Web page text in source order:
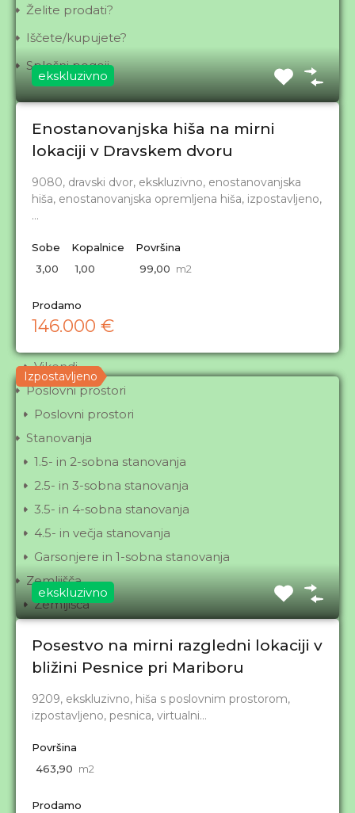
ekskluzivno
Enostanovanjska hiša na mirni
lokaciji v Dravskem dvoru
9080, dravski dvor, ekskluzivno, enostanovanjska
hiša, enostanovanjska opremljena hiša, izpostavljeno,
…
Sobe
3,00
Kopalnice
1,00
Površina
99,00 m2
Prodamo
146.000 €
Izpostavljeno
ekskluzivno
Posestvo na mirni razgledni lokaciji v
bližini Pesnice pri Mariboru
9209, ekskluzivno, hiša s poslovnim prostorom,
izpostavljeno, pesnica, virtualni…
Površina
463,90 m2
Prodamo
Želite prodati?
Iščete/kupujete?
Splošni pogoji
Hiše
HIŠE - 1-stanovanjske
HIŠE - 2-stanovanjske
HIŠE - s poslovnim prostorom
Kmetije
Kmetije
Ostale nepremičnine
Vikendi
Poslovni prostori
Poslovni prostori
Stanovanja
1.5- in 2-sobna stanovanja
2.5- in 3-sobna stanovanja
3.5- in 4-sobna stanovanja
4.5- in večja stanovanja
Garsonjere in 1-sobna stanovanja
Zemljišča
Zemljišča
Kontakt
02/ 22 99 700, 031/ 523 548